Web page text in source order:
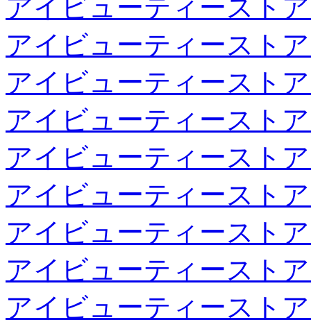
アイビューティースト
アイビューティースト
アイビューティースト
アイビューティースト
アイビューティースト
アイビューティースト
アイビューティースト
アイビューティースト
アイビューティースト